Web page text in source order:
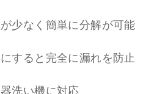
少なく簡単に分解が可能
すると完全に漏れを防止
洗い機に対応